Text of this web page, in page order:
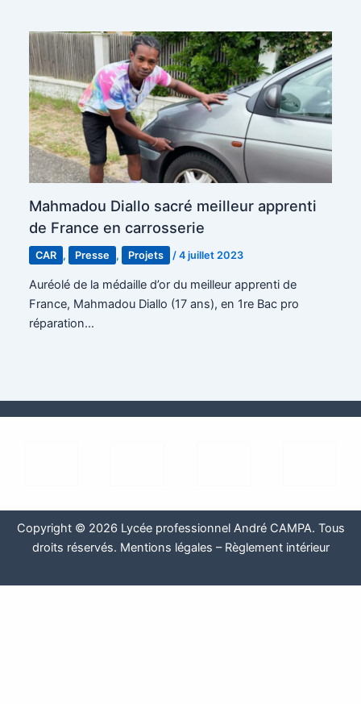
Mahmadou Diallo sacré meilleur apprenti
de France en carrosserie
CAR , Presse , Projets /4 juillet 2023
Auréolé de la médaille d’or du meilleur apprenti de
France, Mahmadou Diallo (17 ans), en 1re Bac pro
réparation…
Copyright © 2026 Lycée professionnel André CAMPA. Tous
droits réservés. Mentions légales – Règlement intérieur